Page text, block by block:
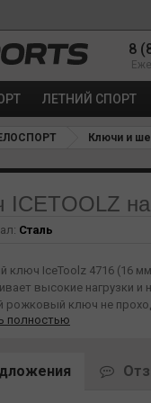
8
ЛЕТНИЙ СПОРТ
Ключи и
ICETOOLZ
Сталь
ключ IceToolz 4716 (16
высокие нагрузки и
рожковый ключ не
мм (обеспечивает
полностью